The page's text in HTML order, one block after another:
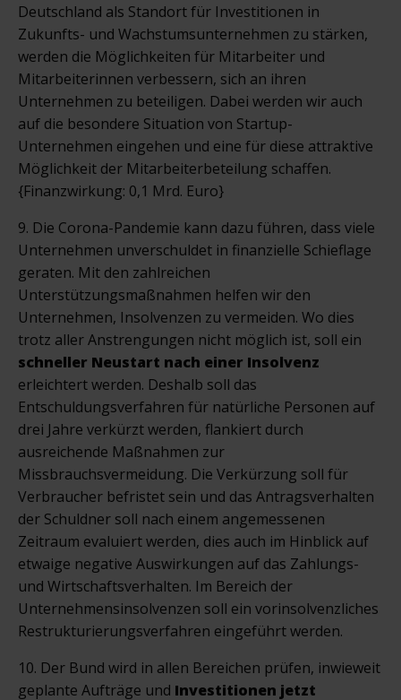
Deutschland als Standort für Investitionen in
Zukunfts- und Wachstumsunternehmen zu stärken,
werden die Möglichkeiten für Mitarbeiter und
Mitarbeiterinnen verbessern, sich an ihren
Unternehmen zu beteiligen. Dabei werden wir auch
auf die besondere Situation von Startup-
Unternehmen eingehen und eine für diese attraktive
Möglichkeit der Mitarbeiterbeteilung schaffen.
{Finanzwirkung: 0,1 Mrd. Euro}
9. Die Corona-Pandemie kann dazu führen, dass viele
Unternehmen unverschuldet in finanzielle Schieflage
geraten. Mit den zahlreichen
Unterstützungsmaßnahmen helfen wir den
Unternehmen, Insolvenzen zu vermeiden. Wo dies
trotz aller Anstrengungen nicht möglich ist, soll ein
schneller Neustart nach einer Insolvenz
erleichtert werden. Deshalb soll das
Entschuldungsverfahren für natürliche Personen auf
drei Jahre verkürzt werden, flankiert durch
ausreichende Maßnahmen zur
Missbrauchsvermeidung. Die Verkürzung soll für
Verbraucher befristet sein und das Antragsverhalten
der Schuldner soll nach einem angemessenen
Zeitraum evaluiert werden, dies auch im Hinblick auf
etwaige negative Auswirkungen auf das Zahlungs-
und Wirtschaftsverhalten. Im Bereich der
Unternehmensinsolvenzen soll ein vorinsolvenzliches
Restrukturierungsverfahren eingeführt werden.
10. Der Bund wird in allen Bereichen prüfen, inwieweit
geplante Aufträge und Investitionen jetzt